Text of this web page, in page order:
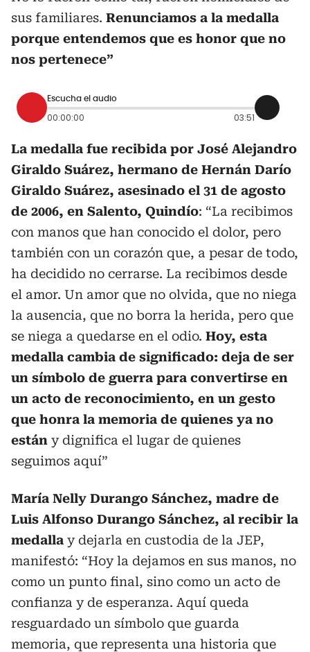
sus familiares. Renunciamos a la medalla
porque entendemos que es honor que no
nos pertenece”
Escucha el audio
00:00:00 03:51
La medalla fue recibida por José Alejandro
Giraldo Suárez, hermano de Hernán Darío
Giraldo Suárez, asesinado el 31 de agosto
de 2006, en Salento, Quindío: “La recibimos
con manos que han conocido el dolor, pero
también con un corazón que, a pesar de todo,
ha decidido no cerrarse. La recibimos desde
el amor. Un amor que no olvida, que no niega
la ausencia, que no borra la herida, pero que
se niega a quedarse en el odio. Hoy, esta
medalla cambia de significado: deja de ser
un símbolo de guerra para convertirse en
un acto de reconocimiento, en un gesto
que honra la memoria de quienes ya no
están y dignifica el lugar de quienes
seguimos aquí”
María Nelly Durango Sánchez, madre de
Luis Alfonso Durango Sánchez, al recibir la
medalla y dejarla en custodia de la JEP,
manifestó: “Hoy la dejamos en sus manos, no
como un punto final, sino como un acto de
confianza y de esperanza. Aquí queda
resguardado un símbolo que guarda
memoria, que representa una historia que